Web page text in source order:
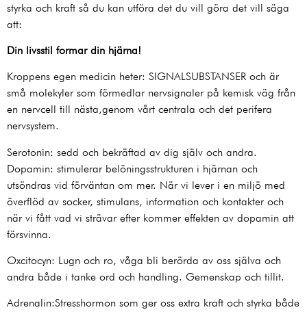
styrka och kraft så du kan utföra det du vill göra det vill säga
att:
Din livsstil formar din hjärna!
Kroppens egen medicin heter: SIGNALSUBSTANSER och är
små molekyler som förmedlar nervsignaler på kemisk väg från
en nervcell till nästa,genom vårt centrala och det perifera
nervsystem.
Serotonin: sedd och bekräftad av dig själv och andra.
Dopamin: stimulerar belöningsstrukturen i hjärnan och
utsöndras vid förväntan om mer. När vi lever i en miljö med
överflöd av socker, stimulans, information och kontakter och
när vi fått vad vi strävar efter kommer effekten av dopamin att
försvinna.
Oxcitocyn: Lugn och ro, våga bli berörda av oss själva och
andra både i tanke ord och handling. Gemenskap och tillit.
Adrenalin:Stresshormon som ger oss extra kraft och styrka både